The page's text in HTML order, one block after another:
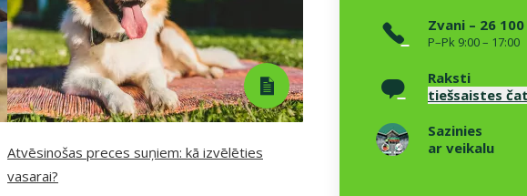
Zvani – 26
P–Pk 9:00 – 17:00
Raksti
tiešsaistes
Sazinies
ar veikalu
Atvēsinošas preces suņiem: kā izvēlēties
vasarai?